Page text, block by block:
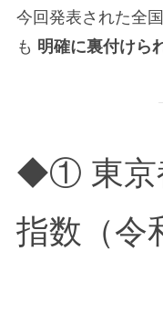
今回発表された全
も 明確に裏付けら
◆① 東京
指数（令